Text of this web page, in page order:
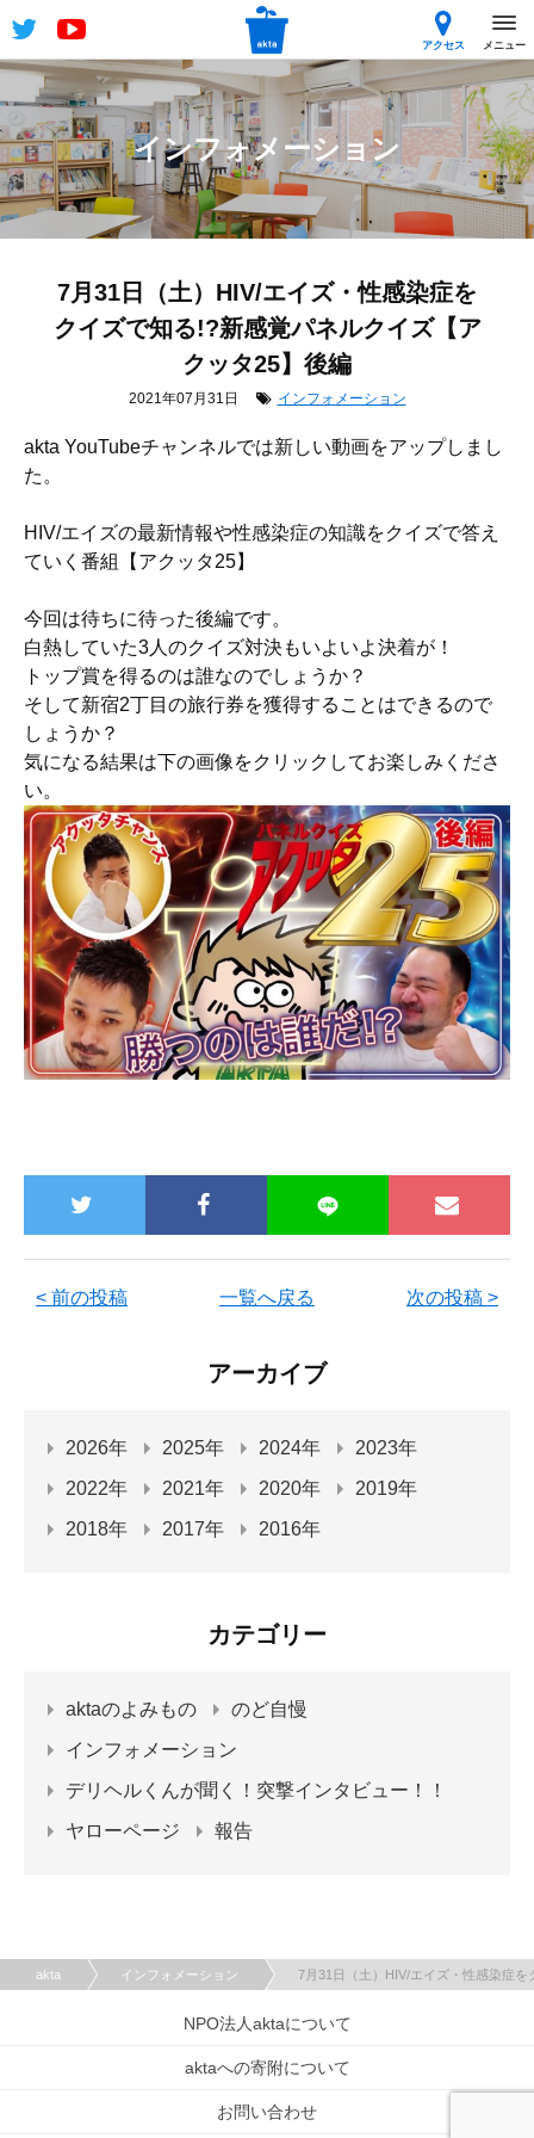
アクセス メニュー
インフォメーション
7月31日（土）HIV/エイズ・性感染症を
クイズで知る!?新感覚パネルクイズ【ア
クッタ25】後編
2021年07月31日 インフォメーション
akta YouTubeチャンネルでは新しい動画をアップしまし
た。
HIV/エイズの最新情報や性感染症の知識をクイズで答え
ていく番組【アクッタ25】
今回は待ちに待った後編です。
白熱していた3人のクイズ対決もいよいよ決着が！
トップ賞を得るのは誰なのでしょうか？
そして新宿2丁目の旅行券を獲得することはできるので
しょうか？
気になる結果は下の画像をクリックしてお楽しみくださ
い。
< 前の投稿 次の投稿 >
一覧へ戻る
アーカイブ
2026年 2025年 2024年
2023年
2022年
2021年 2020年
2019年
2018年
2017年 2016年
カテゴリー
aktaのよみもの
のど自慢
インフォメーション
デリヘルくんが聞く！突撃インタビュー！！
ヤローページ
報告
akta インフォメーション 7月31日（土）HIV/エイズ・性感染症
NPO法人aktaについて
aktaへの寄附について
お問い合わせ